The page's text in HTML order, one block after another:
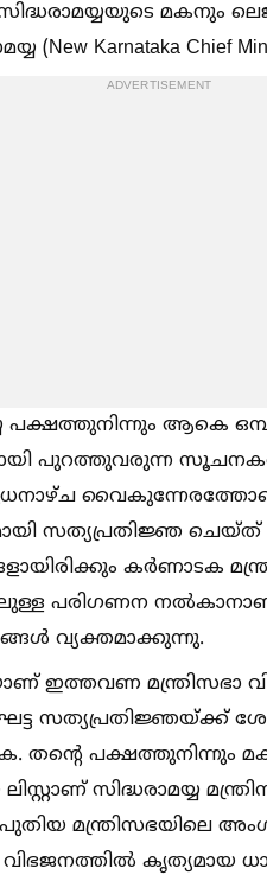
മകനും
Karnataka Chief
ADVERTISEMENT
പക്ഷത്തുനിന്നും ആകെ
പുറത്തുവരുന്ന
സത്യപ്രതിജ്ഞ ചെയ്ത്
കർണാടക
പരിഗണന
വ്യക്തമാക്കുന്നു.
ഇത്തവണ മന്ത്രിസഭാ
സത്യപ്രതിജ്ഞയ്ക്ക്
തന്റെ പക്ഷത്തുനിന്നും
സിദ്ധരാമയ്യ
പുതിയ മന്ത്രിസഭയിലെ
വിഭജനത്തില്‍ കൃത്യമായ